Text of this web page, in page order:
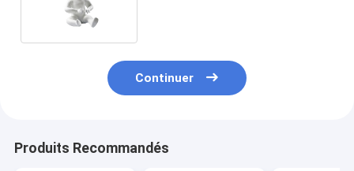
Continuer
Produits Recommandés